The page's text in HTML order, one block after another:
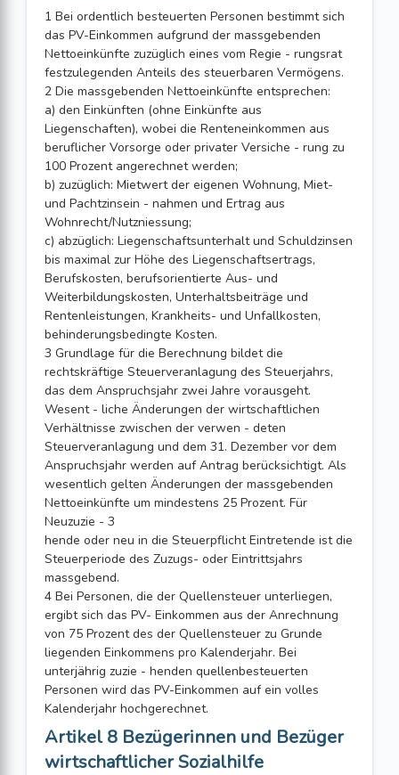
1 Bei ordentlich besteuerten Personen bestimmt sich
das PV-Einkommen aufgrund der massgebenden
Nettoeinkünfte zuzüglich eines vom Regie - rungsrat
festzulegenden Anteils des steuerbaren Vermögens.
2 Die massgebenden Nettoeinkünfte entsprechen:
a) den Einkünften (ohne Einkünfte aus
Liegenschaften), wobei die Renteneinkommen aus
beruflicher Vorsorge oder privater Versiche - rung zu
100 Prozent angerechnet werden;
b) zuzüglich: Mietwert der eigenen Wohnung, Miet-
und Pachtzinsein - nahmen und Ertrag aus
Wohnrecht/Nutzniessung;
c) abzüglich: Liegenschaftsunterhalt und Schuldzinsen
bis maximal zur Höhe des Liegenschaftsertrags,
Berufskosten, berufsorientierte Aus- und
Weiterbildungskosten, Unterhaltsbeiträge und
Rentenleistungen, Krankheits- und Unfallkosten,
behinderungsbedingte Kosten.
3 Grundlage für die Berechnung bildet die
rechtskräftige Steuerveranlagung des Steuerjahrs,
das dem Anspruchsjahr zwei Jahre vorausgeht.
Wesent - liche Änderungen der wirtschaftlichen
Verhältnisse zwischen der verwen - deten
Steuerveranlagung und dem 31. Dezember vor dem
Anspruchsjahr werden auf Antrag berücksichtigt. Als
wesentlich gelten Änderungen der massgebenden
Nettoeinkünfte um mindestens 25 Prozent. Für
Neuzuzie - 3
hende oder neu in die Steuerpflicht Eintretende ist die
Steuerperiode des Zuzugs- oder Eintrittsjahrs
massgebend.
4 Bei Personen, die der Quellensteuer unterliegen,
ergibt sich das PV- Einkommen aus der Anrechnung
von 75 Prozent des der Quellensteuer zu Grunde
liegenden Einkommens pro Kalenderjahr. Bei
unterjährig zuzie - henden quellenbesteuerten
Personen wird das PV-Einkommen auf ein volles
Kalenderjahr hochgerechnet.
Artikel 8 Bezügerinnen und Bezüger
wirtschaftlicher Sozialhilfe